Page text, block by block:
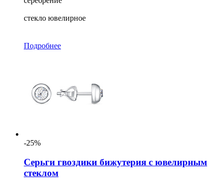
стекло ювелирное
Подробнее
-25%
Серьги гвоздики бижутерия с ювелирным
стеклом